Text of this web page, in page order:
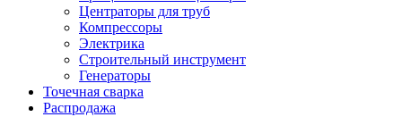
Центраторы для труб
Компрессоры
Электрика
Строительный инструмент
Генераторы
Точечная сварка
Распродажа